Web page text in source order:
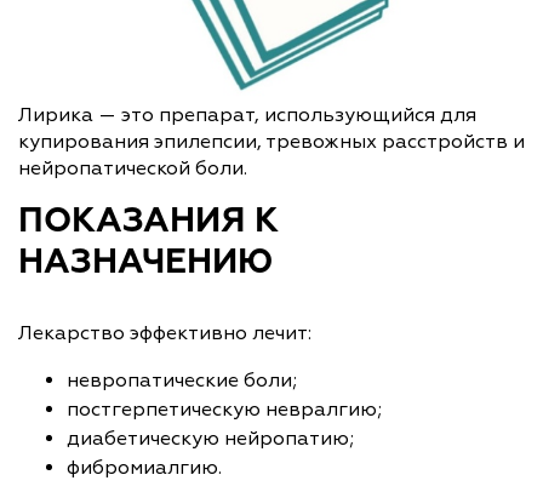
Лирика — это препарат, использующийся для
купирования эпилепсии, тревожных расстройств и
нейропатической боли.
ПОКАЗАНИЯ К
НАЗНАЧЕНИЮ
Лекарство эффективно лечит:
невропатические боли;
постгерпетическую невралгию;
диабетическую нейропатию;
фибромиалгию.